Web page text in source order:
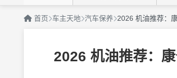
首页 车主天地 汽车保养 2026 机油推荐：
2026 机油推荐：